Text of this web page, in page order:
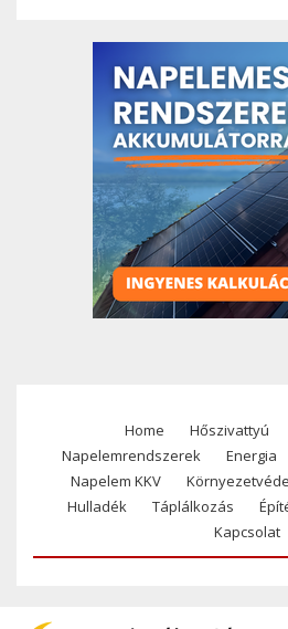
Footer
menu
Home Hőszivattyú
Napelemrendszerek
Energia
Napelem KKV
Hulladék
Táplálkozás
Kapcsolat